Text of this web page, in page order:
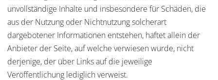
unvollständige Inhalte und insbesondere für Schäden, die
aus der Nutzung oder Nichtnutzung solcherart
dargebotener Informationen entstehen, haftet allein der
Anbieter der Seite, auf welche verwiesen wurde, nicht
derjenige, der über Links auf die jeweilige
Veröffentlichung lediglich verweist.